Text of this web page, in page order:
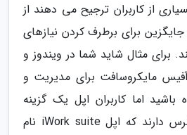
از کاربران ترجیح می دهند از
برای برطرف کردن نیازهای
برای مثال شاید شما در ویندوز و
آفیس مایکروسافت برای مدیریت و
باشید اما کاربران اپل یک گزینه
جایگزین خوب در دسترس دارند که اپل iWork suite نام